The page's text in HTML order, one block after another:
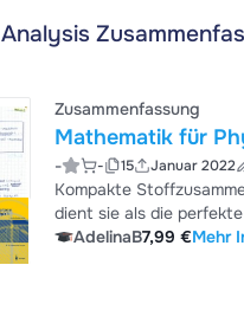
Zusammenfassung
Mathematik für
- - 15 Januar 2022
Kompakte
dient sie als die
umfasst die Stoffgebiete: 1. Grundlagen (Mengen, Abbildungen, Komplexe Zahlen) 2. Folgen (Grenzwerte)
AdelinaB7,99 €Mehr